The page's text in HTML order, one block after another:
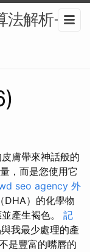
法解析-
膚帶來神話般的
，而是您使用它
seo agency 外
DHA）的化學物
產生褐色。 記
我最少處理的產
是豐富的嘴唇的